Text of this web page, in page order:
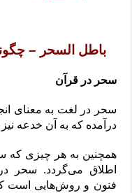
باطل السحر –
سحر در قرآن
سحر در لغت به معنای
درآمده که به آن خدعه
همچنین به هر چیزی که
اطلاق می‌گردد. سحر
فنون و روش‌هایی است